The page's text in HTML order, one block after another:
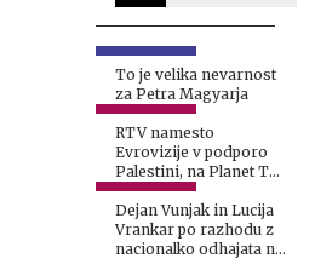
To je velika nevarnost
za Petra Magyarja
RTV namesto
Evrovizije v podporo
Palestini, na Planet TV
z drugačno potezo
Dejan Vunjak in Lucija
Vrankar po razhodu z
nacionalko odhajata na